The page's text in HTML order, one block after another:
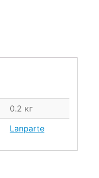
0.2 кг
Lanparte